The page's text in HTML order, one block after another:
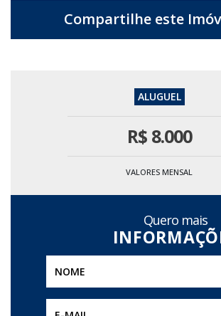
R$8.000
VALORES MENSAL
Quero mais